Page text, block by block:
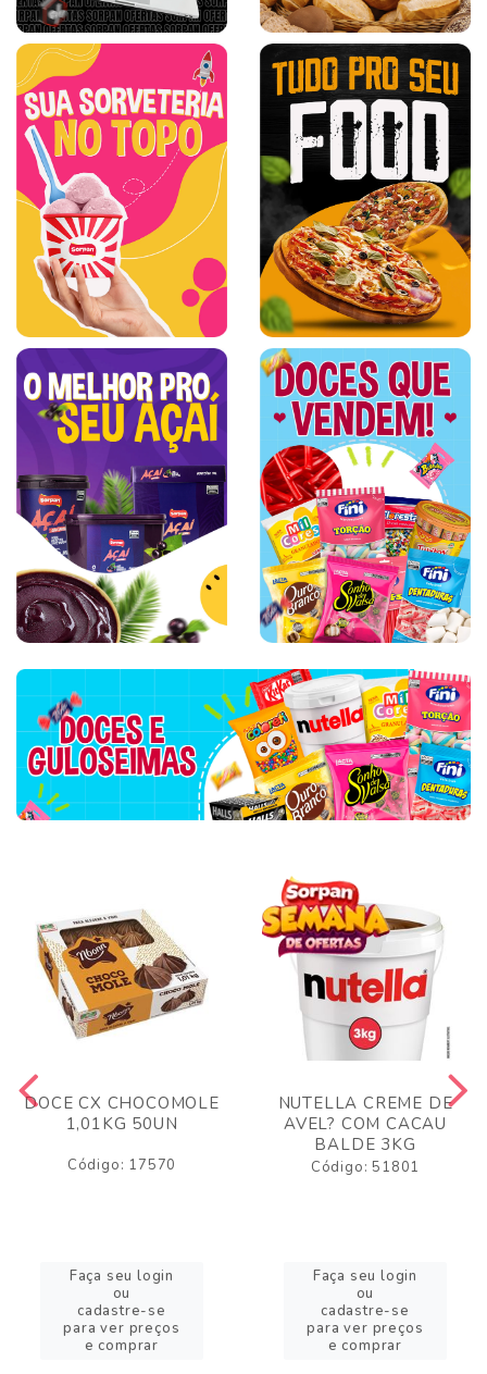
DOCE CX CHOCOMOLE
1,01KG 50UN
Código: 17570
Faça seu login
ou
cadastre-se
para ver preços
e comprar
NUTELLA CREME DE
AVEL? COM CACAU
BALDE 3KG
Código: 51801
Faça seu login
ou
cadastre-se
para ver preços
e comprar